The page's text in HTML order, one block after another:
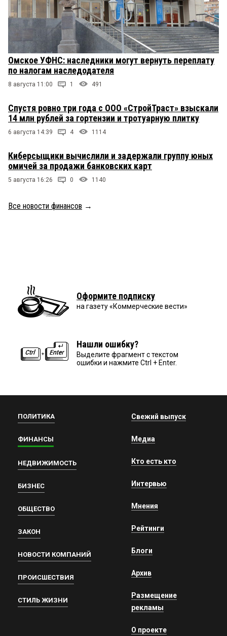
Омское УФНС: наследники могут вернуть переплату
по налогам наследодателя
8 августа 11:00 1 491
Спустя ровно три года с ООО «СтройТраст» взыскали
14 млн рублей за гортензии и тротуарную плитку
6 августа 14:39 4 1114
Киберсыщики вычислили и задержали группу юных
омичей за продажи банковских карт
5 августа 16:26 0 1140
Все новости финансов →
Оформите подписку
на газету «Коммерческие вести»
Нашли ошибку?
Выделите фрагмент с текстом
ошибки и нажмите Ctrl + Enter.
ПОЛИТИКА
ФИНАНСЫ
НЕДВИЖИМОСТЬ
БИЗНЕС
ОБЩЕСТВО
ЗАКОН
НОВОСТИ КОМПАНИЙ
ПРОИСШЕСТВИЯ
СТИЛЬ ЖИЗНИ
Свежий выпуск
Медиа
Кто есть кто
Интервью
Мнения
Рейтинги
Блоги
Архив
Размещение
рекламы
О проекте